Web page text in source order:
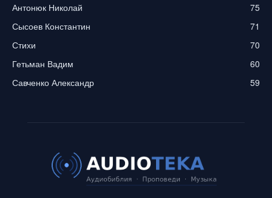
Антонюк Николай
75
Сысоев Константин
71
Стихи
70
Гетьман Вадим
60
Савченко Александр
59